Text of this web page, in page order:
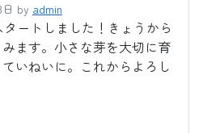
by admin
ートしました！きょうから
ます。小さな芽を大切に育
いねいに。これからよろし